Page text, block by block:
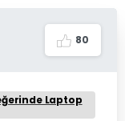
80
Laptop